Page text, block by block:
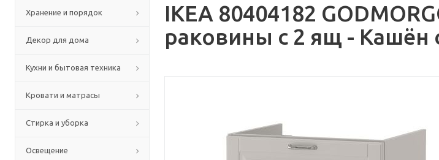
Хранение и порядок
Декор для дома
Кухни и бытовая техника
Кровати и матрасы
Стирка и уборка
Освещение
IKEA 80404182
раковины с 2 ящ - Кашён